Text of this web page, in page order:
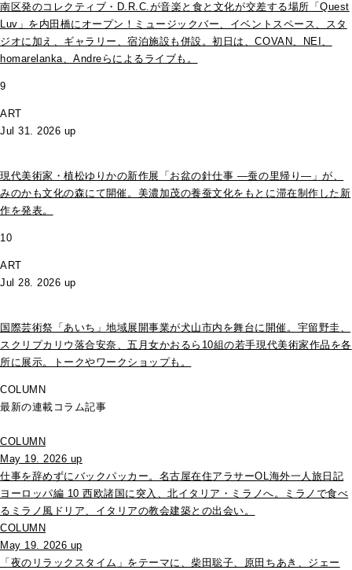
南区発のコレクティブ・D.R.C.が⾳楽と⾷と⽂化が交差する場所「Quest
Luv」を内田橋にオープン！ミュージックバー、イベントスペース、スタ
ジオに加え、ギャラリー、宿泊施設も併設。初日は、COVAN、NEI、
homarelanka、Andreらによるライブも。
9
ART
Jul 31. 2026 up
現代美術家・植松ゆりかの新作展「お盆の針仕事 ―蚕の里帰り―」が、
みのかも文化の森にて開催。美濃加茂の養蚕文化をもとに滞在制作した新
作を発表。
10
ART
Jul 28. 2026 up
国際芸術祭「あいち」地域展開事業が犬山市内を舞台に開催。宇留野圭、
スクリプカリウ落合安奈、五月女かおるら10組の若手現代美術家作品を各
所に展示。トークやワークショップも。
COLUMN
最新の連載コラム記事
COLUMN
May 19. 2026 up
仕事を辞めずにバックパッカー。名古屋在住アラサーOL海外一人旅日記
ヨーロッパ編 10 西欧諸国に突入、北イタリア・ミラノへ。ミラノで食べ
るミラノ風ドリア、イタリアの教会建築との出会い。
COLUMN
May 19. 2026 up
「夜のリラックスタイム」をテーマに、柴田聡子、原田ちあき、ジェー